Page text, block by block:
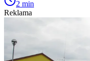
2 min
Reklama